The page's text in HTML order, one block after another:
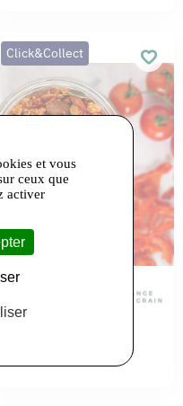
Click&Collect
Mange Tes Graines
Poivron, paprika fumé
et vous
ceux que
activer